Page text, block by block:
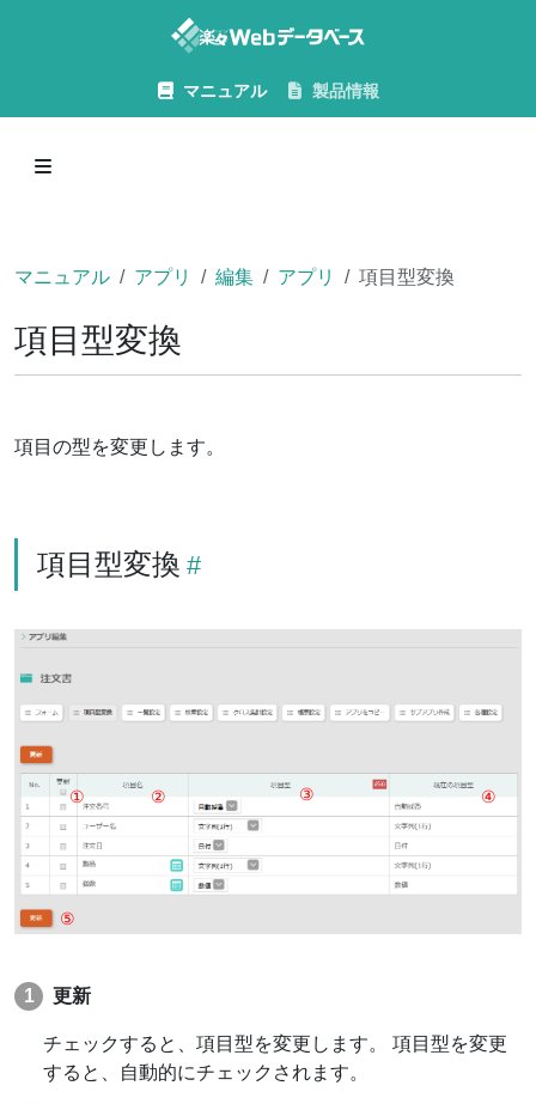
マニュアル 製品情報
マニュアル アプリ 編集 アプリ 項目型変換
項目型変換
項目の型を変更します。
項目型変換
更新
チェックすると、項目型を変更します。 項目型を変更
すると、自動的にチェックされます。